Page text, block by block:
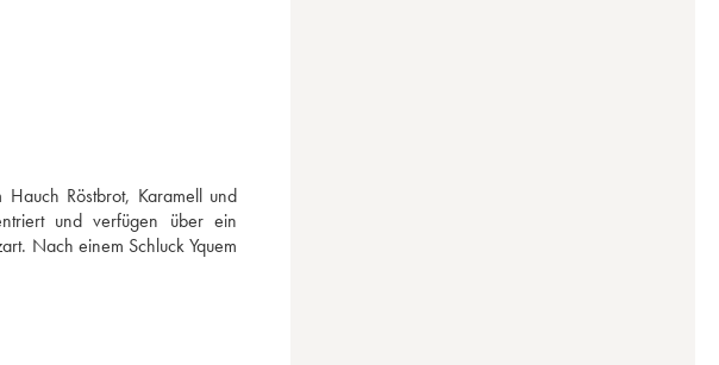
Röstbrot, Karamell und
und verfügen über ein
Nach einem Schluck Yquem